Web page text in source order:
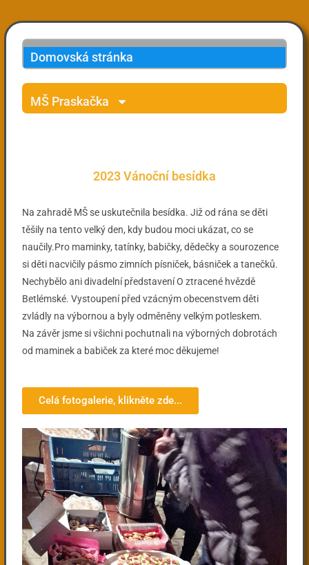
Domovská stránka
MŠ Praskačka
2023 Vánoční besídka
Na zahradě MŠ se uskutečnila besídka. Již od rána se děti
těšily na tento velký den, kdy budou moci ukázat, co se
naučily.Pro maminky, tatínky, babičky, dědečky a sourozence
si děti nacvičily pásmo zimních písniček, básniček a tanečků.
Nechybělo ani divadelní představení O ztracené hvězdě
Betlémské. Vystoupení před vzácným obecenstvem děti
zvládly na výbornou a byly odměněny velkým potleskem.
Na závěr jsme si všichni pochutnali na výborných dobrotách
od maminek a babiček za které moc děkujeme!
Celá fotogalerie, klikněte zde...